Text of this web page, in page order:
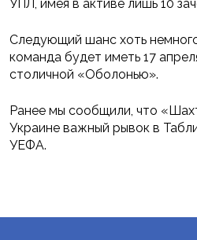
УПЛ, имея в активе лишь 10
Следующий шанс хоть
команда будет иметь 17
столичной «Оболонью».
Ранее мы сообщили, что
Украине важный рывок в
УЕФА.